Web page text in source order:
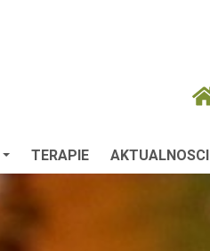
TERAPIE AKTUALNOSCI